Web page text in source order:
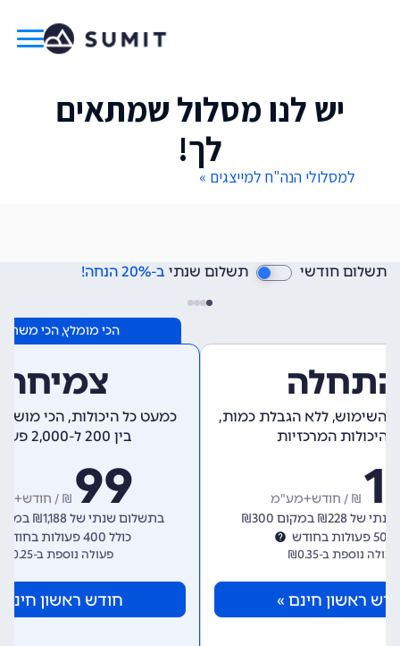
יש לנו מסלול שמתאים
לך!
למסלולי הנה"ח למייצגים »